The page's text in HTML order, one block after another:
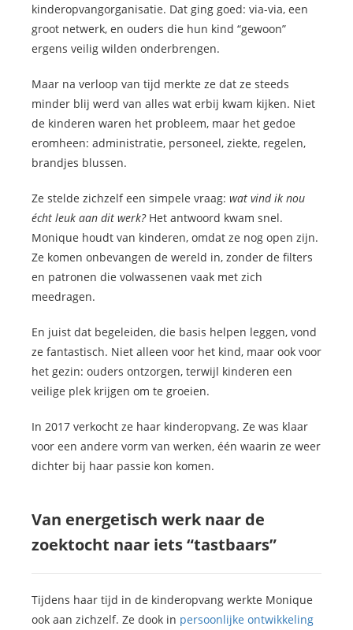
kinderopvangorganisatie. Dat ging goed: via-via, een
groot netwerk, en ouders die hun kind “gewoon”
ergens veilig wilden onderbrengen.
Maar na verloop van tijd merkte ze dat ze steeds
minder blij werd van alles wat erbij kwam kijken. Niet
de kinderen waren het probleem, maar het gedoe
eromheen: administratie, personeel, ziekte, regelen,
brandjes blussen.
Ze stelde zichzelf een simpele vraag: wat vind ik nou
écht leuk aan dit werk?Het antwoord kwam snel.
Monique houdt van kinderen, omdat ze nog open zijn.
Ze komen onbevangen de wereld in, zonder de filters
en patronen die volwassenen vaak met zich
meedragen.
En juist dat begeleiden, die basis helpen leggen, vond
ze fantastisch. Niet alleen voor het kind, maar ook voor
het gezin: ouders ontzorgen, terwijl kinderen een
veilige plek krijgen om te groeien.
In 2017 verkocht ze haar kinderopvang. Ze was klaar
voor een andere vorm van werken, één waarin ze weer
dichter bij haar passie kon komen.
Van energetisch werk naar de
zoektocht naar iets “tastbaars”
Tijdens haar tijd in de kinderopvang werkte Monique
ook aan zichzelf. Ze dook in persoonlijke ontwikkeling